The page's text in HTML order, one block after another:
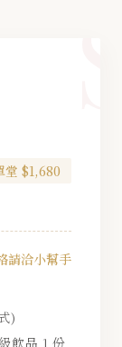
堂 $1,680
請洽小幫手
)
飲品 1 份